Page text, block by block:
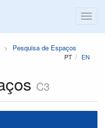
Pesquisa de Espaços
PT EN
C3